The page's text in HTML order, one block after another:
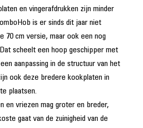
en vingerafdrukken zijn minder
is er sinds dit jaar niet
70 cm versie, maar ook een nog
scheelt een hoop geschipper met
aanpassing in de structuur van het
ook deze bredere kookplaten in
plaatsen.
en vriezen mag groter en breder,
gaat van de zuinigheid van de